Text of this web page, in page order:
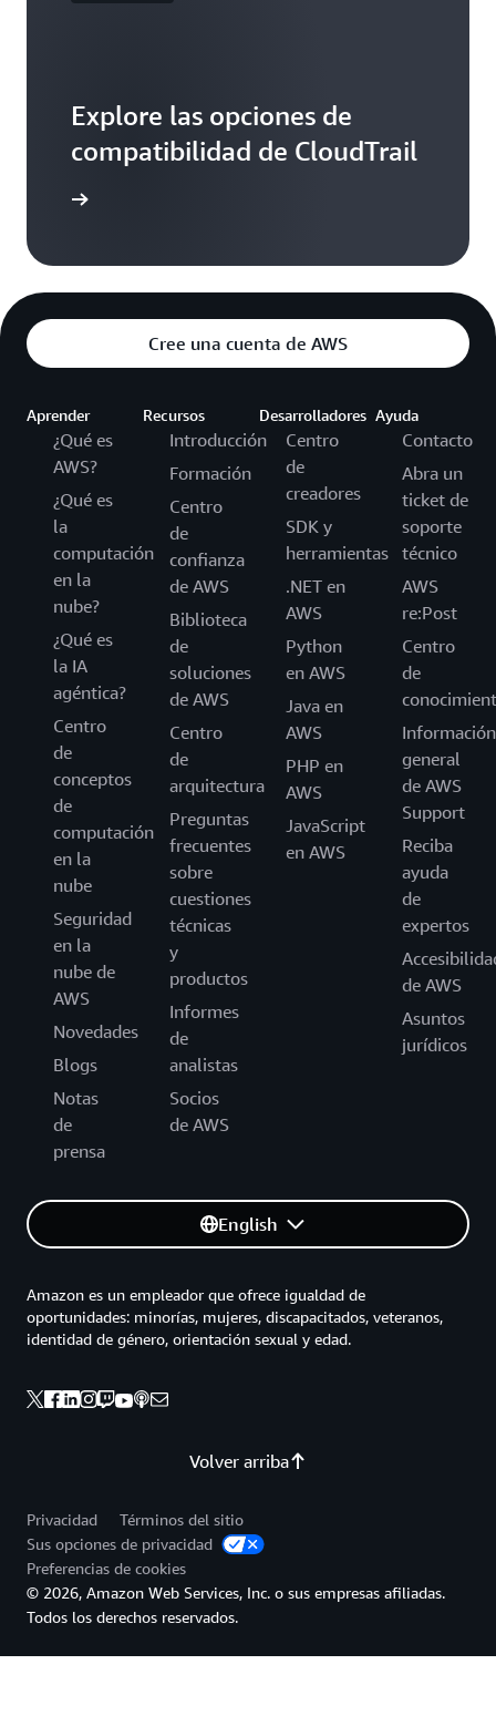
Explore las opciones de
compatibilidad de CloudTrail
Cree una cuenta de AWS
Aprender
¿Qué es
AWS?
¿Qué es
la
computación
en la
nube?
¿Qué es
la IA
agéntica?
Centro
de
conceptos
de
computación
en la
nube
Seguridad
en la
nube de
AWS
Novedades
Blogs
Notas
de
prensa
Recursos
Introducción
Formación
Centro
de
confianza
de AWS
Biblioteca
de
soluciones
de AWS
Centro
de
arquitectura
Preguntas
frecuentes
sobre
cuestiones
técnicas
y
productos
Informes
de
analistas
Socios
de AWS
Desarrolladores
Centro
de
creadores
SDK y
herramientas
.NET en
AWS
Python
en AWS
Java en
AWS
PHP en
AWS
JavaScript
en AWS
Ayuda
Contacto
Abra un
ticket de
soporte
técnico
AWS
re:Post
Centro
de
Información
general
de AWS
Support
Reciba
ayuda
de
expertos
de AWS
Asuntos
jurídicos
English
Volver arriba
Amazon es un empleador que ofrece igualdad de
oportunidades: minorías, mujeres, discapacitados, veteranos,
identidad de género, orientación sexual y edad.
Privacidad
Términos del sitio
Sus opciones de privacidad
Preferencias de cookies
© 2026, Amazon Web Services, Inc. o sus empresas afiliadas.
Todos los derechos reservados.